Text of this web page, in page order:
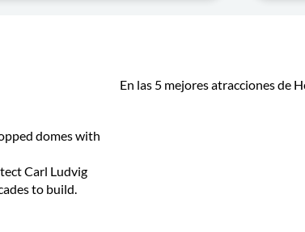
domes with
Carl Ludvig
to build.
En las 5 mejores atracciones de